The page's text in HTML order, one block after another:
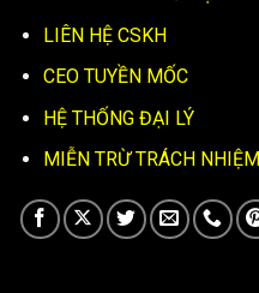
LIÊN HỆ CSKH
CEO TUYỀN MỐC
HỆ THỐNG ĐẠI LÝ
MIỄN TRỪ TRÁCH NHIỆM